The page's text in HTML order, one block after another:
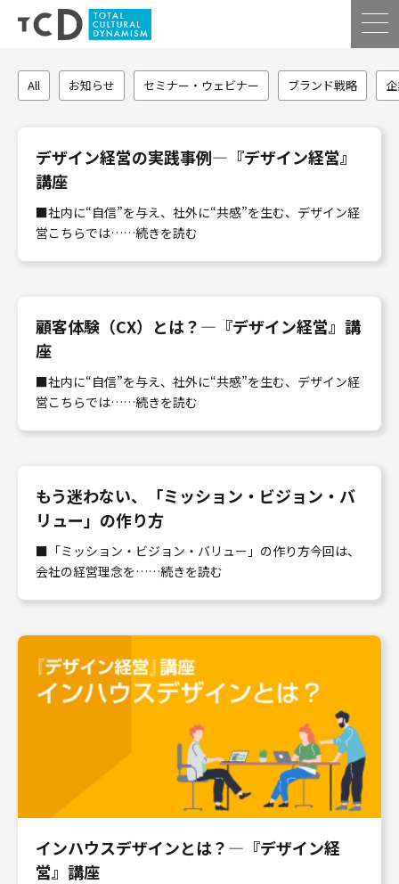
All お知らせ セミナー・ウェビナー ブランド戦略
デザイン経営の実践事例―『デザイン経営』
講座
■社内に“自信”を与え、社外に“共感”を生む、デザイン経
営こちらでは……続きを読む
顧客体験（CX）とは？―『デザイン経営』講
座
■社内に“自信”を与え、社外に“共感”を生む、デザイン経
営こちらでは……続きを読む
もう迷わない、「ミッション・ビジョン・バ
リュー」の作り方
■「ミッション・ビジョン・バリュー」の作り方今回は、
会社の経営理念を……続きを読む
インハウスデザインとは？―『デザイン経
営』講座